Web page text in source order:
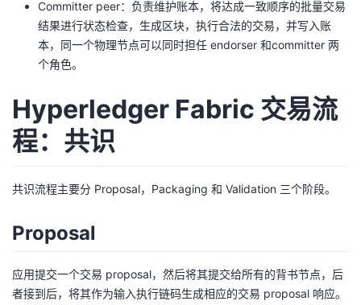
Committer peer：负责维护账本，将达成一致顺序的批量交易
结果进行状态检查，生成区块，执行合法的交易，并写入账
本，同一个物理节点可以同时担任 endorser 和committer 两
个角色。
Hyperledger Fabric 交易流
程：共识
共识流程主要分 Proposal，Packaging 和 Validation 三个阶段。
Proposal
应用提交一个交易 proposal，然后将其提交给所有的背书节点，后
者接到后，将其作为输入执行链码生成相应的交易 proposal 响应。